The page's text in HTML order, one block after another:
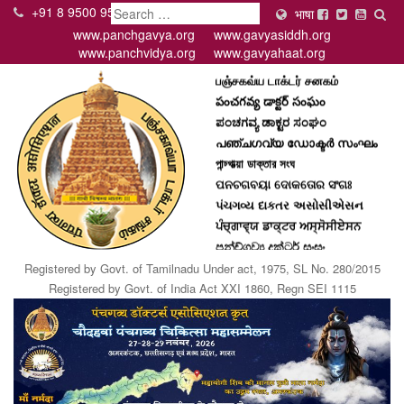
+91 8 9500 95000
www.panchgavya.org
www.gavyasiddh.org
www.panchvidya.org
www.gavyahaat.org
भाषा
Search
पंचगव्य डॉक्टर असोसिएशन
பஞ்சகவ்ய டாக்டர் சனகம்
పంచగవ్య డాక్టర్ సంఘం
ಪಂಚಗವ್ಯ ಡಾಕ್ಟರ ಸಂಘಂ
പഞ്ചഗവ്യ ഡോക്ടര്‍ സംഘം
পান্চ্গাভ্য়া ডাক্তার সংঘ
ପନଚଗବୟା ଦୋକତୋର ସଂଗଃ
પંચગવ્ય દાકતર અસોસીએસન
ਪੰਚ੍ਗਾਵ੍ਯ ਡਾਕ੍ਟਰ ਅਸ੍ਸੋਸੀਏਸਨ
පන්ච්ගව්‍ය දක්ටර් සංඝං
Registered by Govt. of Tamilnadu Under act, 1975, SL No. 280/2015
Registered by Govt. of India Act XXI 1860, Regn SEI 1115